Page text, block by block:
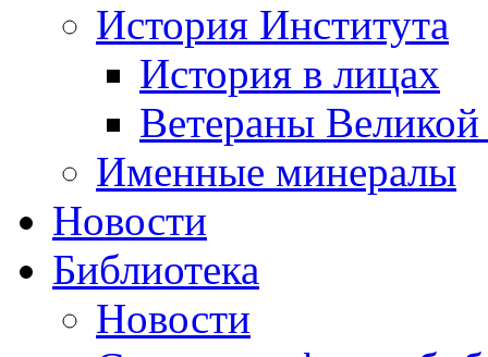
История Института
История в лицах
Ветераны
Именные минералы
Новости
Библиотека
Новости